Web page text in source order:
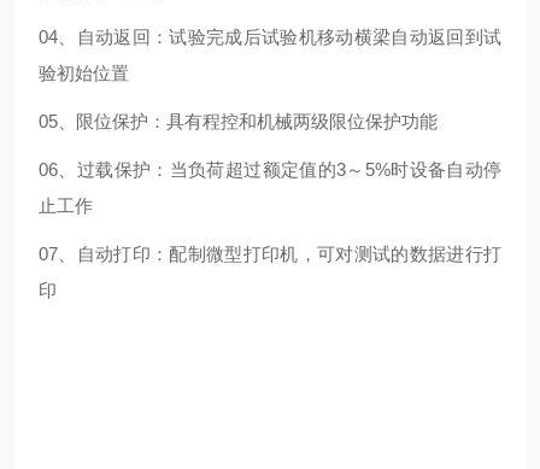
04、自动返回：试验完成后试验机移动横梁自动返回到试
验初始位置
05、限位保护：具有程控和机械两级限位保护功能
06、过载保护：当负荷超过额定值的3～5%时设备自动停
止工作
07、自动打印：配制微型打印机，可对测试的数据进行打
印